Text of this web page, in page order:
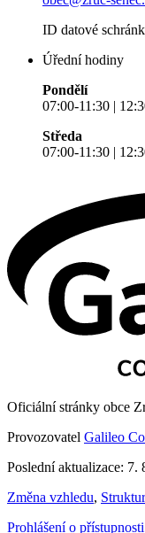
ID datové
Úřední hodiny
Pondělí
07:00-11:30 |
Středa
07:00-11:30 |
Oficiální stránky obce
Provozovatel Galileo
Poslední aktualizace: 7.
Změna vzhledu,
Prohlášení o přístupnosti